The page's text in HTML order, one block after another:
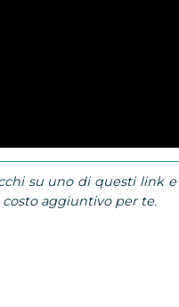
su uno di questi link
aggiuntivo per te.